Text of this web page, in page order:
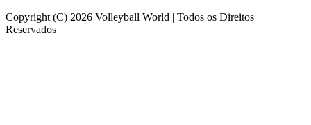
Copyright (C) 2026 Volleyball World | Todos os Direitos
Reservados